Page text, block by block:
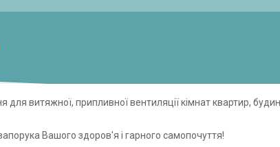
витяжної, припливної вентиляції кімнат квартир,
Вашого здоров'я і гарного самопочуття!